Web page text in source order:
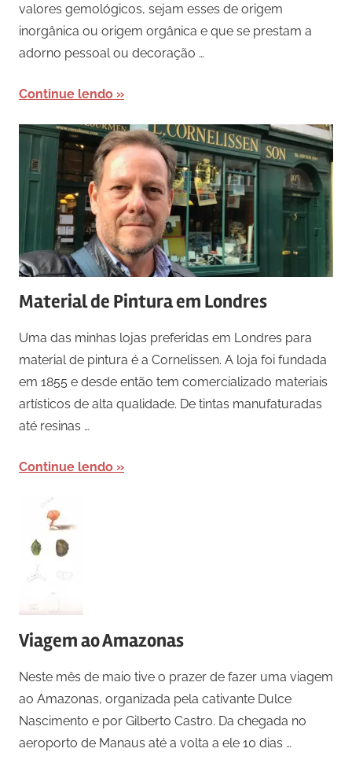
valores gemológicos, sejam esses de origem
inorgânica ou origem orgânica e que se prestam a
adorno pessoal ou decoração …
Continue lendo
Material de Pintura em Londres
Uma das minhas lojas preferidas em Londres para
material de pintura é a Cornelissen. A loja foi fundada
em 1855 e desde então tem comercializado materiais
artísticos de alta qualidade. De tintas manufaturadas
até resinas …
Continue lendo
Viagem ao Amazonas
Neste mês de maio tive o prazer de fazer uma viagem
ao Amazonas, organizada pela cativante Dulce
Nascimento e por Gilberto Castro. Da chegada no
aeroporto de Manaus até a volta a ele 10 dias …